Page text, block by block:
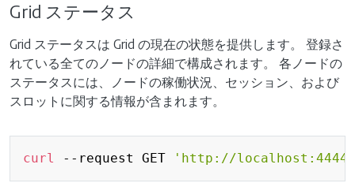
Grid ステータス
Grid ステータスは Grid の現在の状態を提供します。 登録さ
れている全てのノードの詳細で構成されます。 各ノードの
ステータスには、ノードの稼働状況、セッション、および
スロットに関する情報が含まれます。
curl --request GET 'http://